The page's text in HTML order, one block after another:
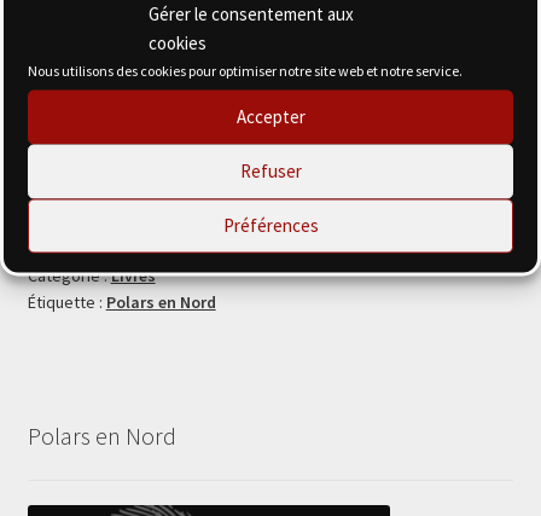
Gérer le consentement aux
cookies
Nous utilisons des cookies pour optimiser notre site web et notre service.
Accepter
Refuser
Préférences
Format : poche, 248 pages
ISBN : 9782492738005
quantité
Les
passagers
incertains
Ajouter au panier
Catégorie :Livres
Étiquette : Polars en Nord
Polars en Nord